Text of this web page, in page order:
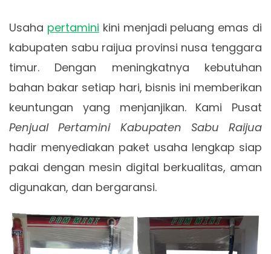
Usaha pertamini kini menjadi peluang emas di
kabupaten sabu raijua provinsi nusa tenggara
timur. Dengan meningkatnya kebutuhan
bahan bakar setiap hari, bisnis ini memberikan
keuntungan yang menjanjikan. Kami Pusat
Penjual Pertamini Kabupaten Sabu Raijua
hadir menyediakan paket usaha lengkap siap
pakai dengan mesin digital berkualitas, aman
digunakan, dan bergaransi.